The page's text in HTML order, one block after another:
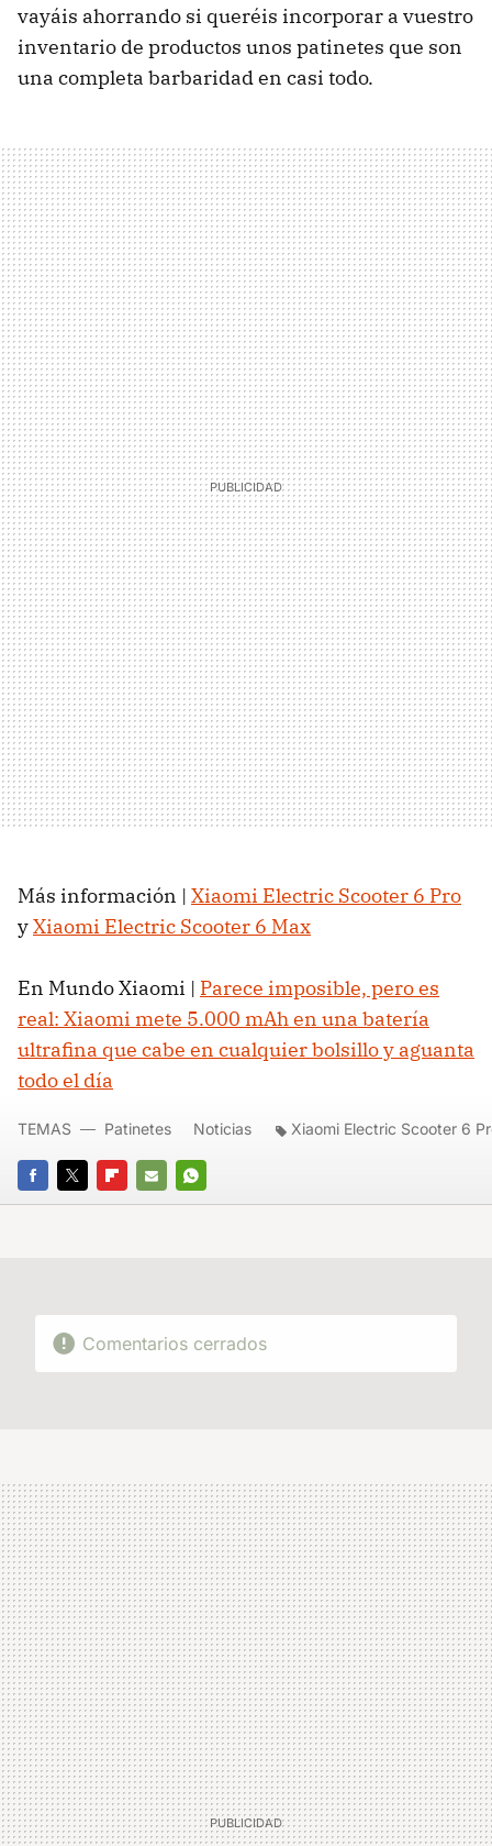
vayáis ahorrando si queréis incorporar a vuestro
inventario de productos unos patinetes que son
una completa barbaridad en casi todo.
Más información | Xiaomi Electric Scooter 6 Pro
yXiaomi Electric Scooter 6 Max
En Mundo Xiaomi | Parece imposible, pero es
real: Xiaomi mete 5.000 mAh en una batería
ultrafina que cabe en cualquier bolsillo y aguanta
todo el día
FACEBOOK
TWITTERFLIPBOARD
E-
WHATSAPP
TEMAS Patinetes Noticias Xiaomi Electric Scooter 6
Comentarios cerrados